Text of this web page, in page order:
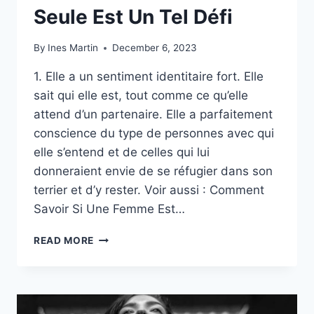
Seule Est Un Tel Défi
By Ines Martin December 6, 2023
1. Elle a un sentiment identitaire fort. Elle
sait qui elle est, tout comme ce qu’elle
attend d’un partenaire. Elle a parfaitement
conscience du type de personnes avec qui
elle s’entend et de celles qui lui
donneraient envie de se réfugier dans son
terrier et d’y rester. Voir aussi : Comment
Savoir Si Une Femme Est…
READ MORE
SORTIR
AVEC